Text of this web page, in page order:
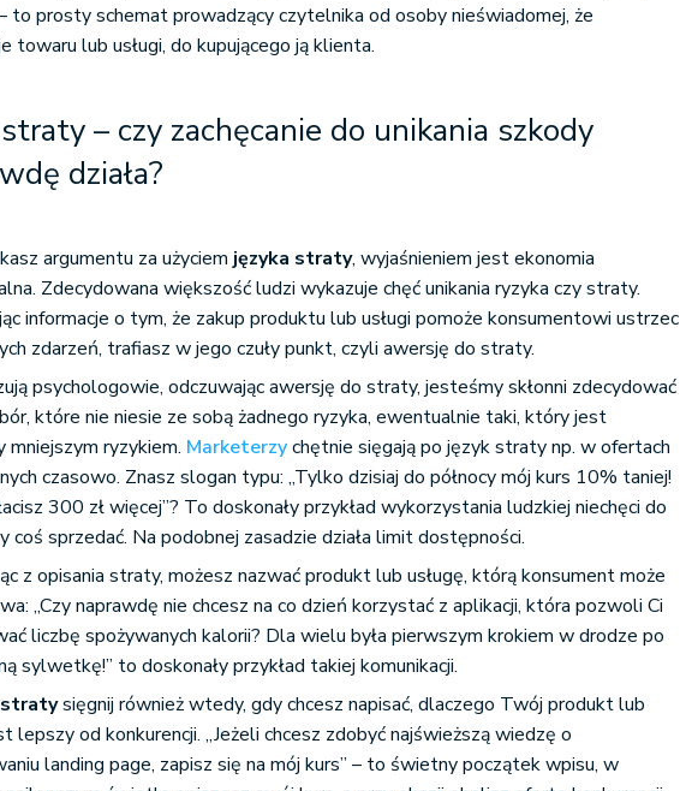
– to prosty schemat prowadzący czytelnika od osoby nieświadomej, że
towaru lub usługi, do kupującego ją klienta.
– czy zachęcanie do unikania szkody
działa?
argumentu za użyciem języka straty, wyjaśnieniem jest ekonomia
Zdecydowana większość ludzi wykazuje chęć unikania ryzyka czy straty.
informacje o tym, że zakup produktu lub usługi pomoże konsumentowi ustrzec
zdarzeń, trafiasz w jego czuły punkt, czyli awersję do straty.
psychologowie, odczuwając awersję do straty, jesteśmy skłonni zdecydować
które nie niesie ze sobą żadnego ryzyka, ewentualnie taki, który jest
mniejszym ryzykiem. Marketerzychętnie sięgają po język straty np. w ofertach
czasowo. Znasz slogan typu: „Tylko dzisiaj do północy mój kurs 10% taniej!
300 zł więcej”? To doskonały przykład wykorzystania ludzkiej niechęci do
coś sprzedać. Na podobnej zasadzie działa limit dostępności.
z opisania straty, możesz nazwać produkt lub usługę, którą konsument może
„Czy naprawdę nie chcesz na co dzień korzystać z aplikacji, która pozwoli Ci
liczbę spożywanych kalorii? Dla wielu była pierwszym krokiem w drodze po
sylwetkę!” to doskonały przykład takiej komunikacji.
stratysięgnij również wtedy, gdy chcesz napisać, dlaczego Twój produkt lub
lepszy od konkurencji. „Jeżeli chcesz zdobyć najświeższą wiedzę o
landing page, zapisz się na mój kurs” – to świetny początek wpisu, w